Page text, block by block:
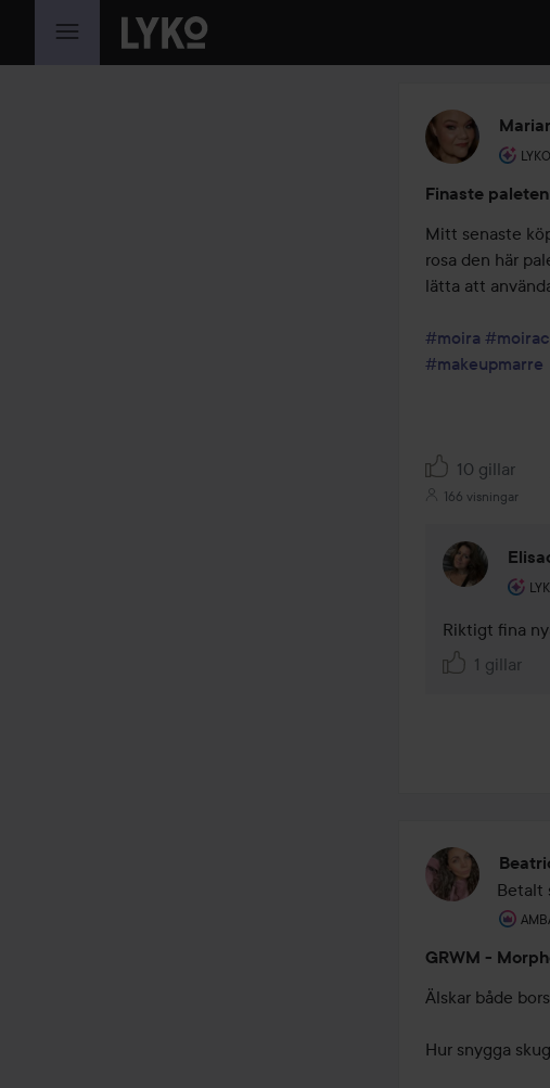
HOPPA TILL INNEHÅLLET
Finaste
Mitt senaste
rosa den här
lätta att
#moira
#makeupmarre
10 gillar
166 visningar
Riktigt fina
1 gillar
Betalt
GRWM -
Älskar både
Hur snygga